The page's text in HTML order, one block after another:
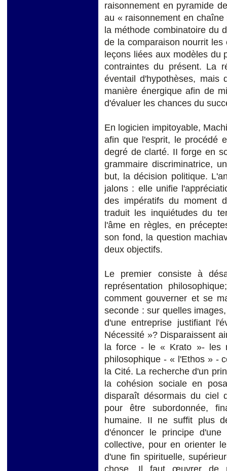
raisonnement en pyramide
au « raisonnement en
la méthode combinatoire du
de la comparaison nourrit
leçons liées aux modèles du
contraintes du présent. La
éventail d'hypothèses, mais
manière énergique afin de
d'évaluer les chances du
En logicien impitoyable,
afin que l'esprit, le procédé
degré de clarté. II forge en
grammaire discriminatrice,
but, la décision politique.
jalons : elle unifie
des impératifs du moment
traduit les inquiétudes du
l'âme en règles, en
son fond, la question
deux objectifs.
Le premier consiste à
représentation
comment gouverner et se
seconde : sur quelles
d'une entreprise justifiant
Nécessité »? Disparaissent
la force - le « Krato »- les
philosophique - « l'Ethos » -
la Cité. La recherche d'un
la cohésion sociale en
disparaît désormais du ciel
pour être subordonnée,
humaine. II ne suffit plus
d'énoncer le principe d'une
collective, pour en orienter
d'une fin spirituelle,